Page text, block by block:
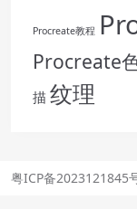
Procreate教程
Procreate
描 纹理
粤ICP备2023121845